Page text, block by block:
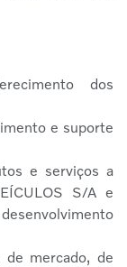
dos
e suporte
e serviços a
S/A e
de mercado, de